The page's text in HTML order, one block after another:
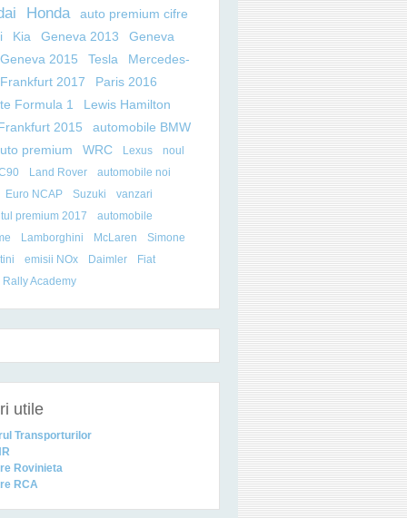
Honda
auto premium cifre
Kia Geneva 2013
Geneva
Geneva 2015 Tesla
Mercedes-
Frankfurt 2017
Paris 2016
Formula 1
Lewis Hamilton
2015
automobile BMW
premium
WRC Lexus
noul
Land Rover
automobile noi
Euro NCAP Suzuki
vanzari
premium 2017
automobile
Lamborghini McLaren
Simone
emisii NOx Daimler
Fiat
Rally Academy
utile
Transporturilor
Rovinieta
RCA